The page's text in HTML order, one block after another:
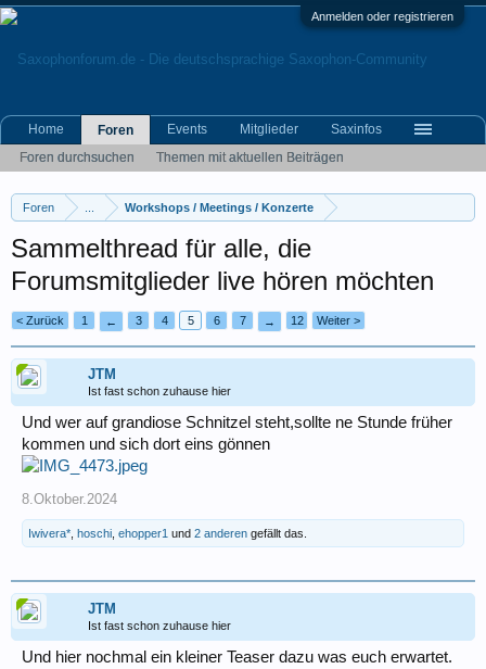
Anmelden oder registrieren
Foren Workshops / Meetings / Konzerte
Sammelthread für alle, die
Forumsmitglieder live hören möchten
< Zurück 1 ← 3 4 5 6 7 → 12 Weiter >
JTM
Ist fast schon zuhause hier
Und wer auf grandiose Schnitzel steht,sollte ne Stunde früher
kommen und sich dort eins gönnen
8.Oktober.2024
Iwivera* hoschi ehopper1 und 2 anderen gefällt das.
JTM
Ist fast schon zuhause hier
Und hier nochmal ein kleiner Teaser dazu was euch erwartet.
Home
Foren
Foren durchsuchen
Themen mit aktuellen Beiträgen
Events Mitglieder Saxinfos